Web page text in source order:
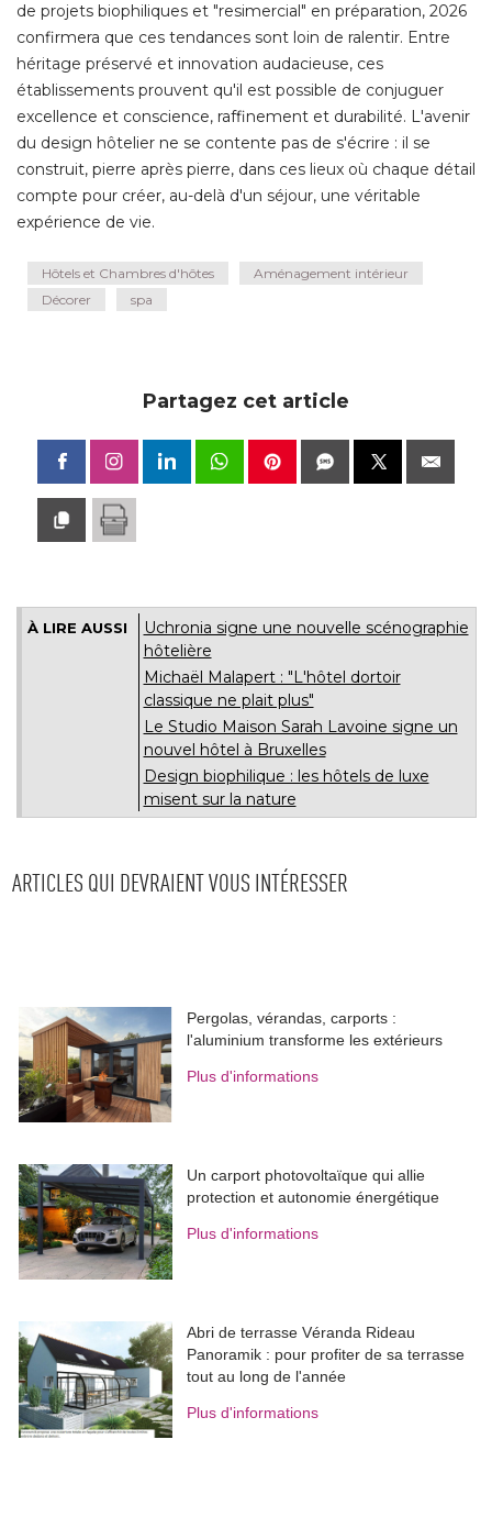
de projets biophiliques et "resimercial" en préparation, 2026
confirmera que ces tendances sont loin de ralentir. Entre
héritage préservé et innovation audacieuse, ces
établissements prouvent qu'il est possible de conjuguer
excellence et conscience, raffinement et durabilité. L'avenir
du design hôtelier ne se contente pas de s'écrire : il se
construit, pierre après pierre, dans ces lieux où chaque détail
compte pour créer, au-delà d'un séjour, une véritable
expérience de vie.
Hôtels et Chambres d'hôtes
Aménagement intérieur
Décorer
spa
Partagez cet article
À LIRE AUSSI
Uchronia signe une nouvelle scénographie
hôtelière
Michaël Malapert : "L'hôtel dortoir
classique ne plait plus"
Le Studio Maison Sarah Lavoine signe un
nouvel hôtel à Bruxelles
Design biophilique : les hôtels de luxe
misent sur la nature
ARTICLES QUI DEVRAIENT VOUS INTÉRESSER
Pergolas, vérandas, carports :
l'aluminium transforme les extérieurs
Plus d'informations
Un carport photovoltaïque qui allie
protection et autonomie énergétique
Plus d'informations
Abri de terrasse Véranda Rideau
Panoramik : pour profiter de sa terrasse
tout au long de l'année
Plus d'informations